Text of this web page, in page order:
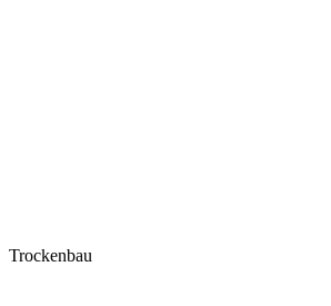
Trockenbau